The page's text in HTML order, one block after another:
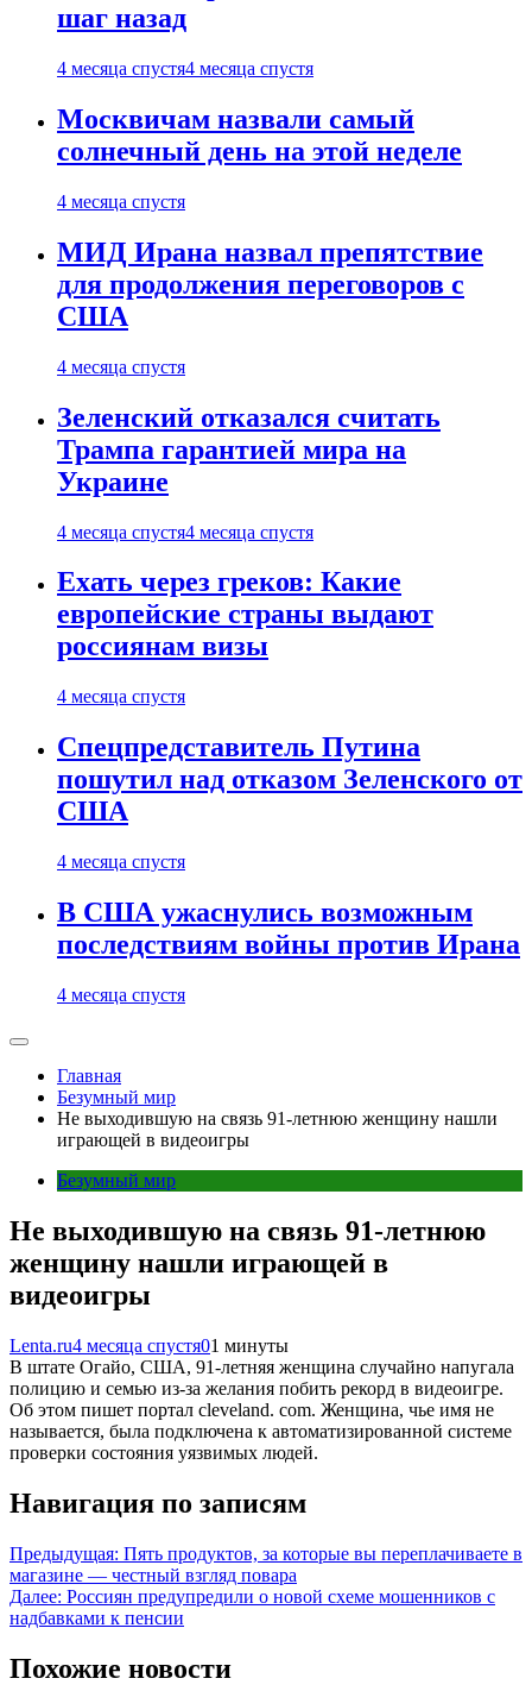
шаг назад
4 месяца спустя4 месяца спустя
Москвичам назвали самый
солнечный день на этой неделе
4 месяца спустя
МИД Ирана назвал препятствие
для продолжения переговоров с
США
4 месяца спустя
Зеленский отказался считать
Трампа гарантией мира на
Украине
4 месяца спустя4 месяца спустя
Ехать через греков: Какие
европейские страны выдают
россиянам визы
4 месяца спустя
Спецпредставитель Путина
пошутил над отказом Зеленского от
США
4 месяца спустя
В США ужаснулись возможным
последствиям войны против Ирана
4 месяца спустя
Главная
Безумный мир
Не выходившую на связь 91-летнюю женщину нашли
играющей в видеоигры
Безумный мир
Не выходившую на связь 91-летнюю
женщину нашли играющей в
видеоигры
Lenta.ru4 месяца спустя01 минуты
В штате Огайо, США, 91-летняя женщина случайно напугала
полицию и семью из-за желания побить рекорд в видеоигре.
Об этом пишет портал cleveland. com. Женщина, чье имя не
называется, была подключена к автоматизированной системе
проверки состояния уязвимых людей.
Навигация по записям
Предыдущая: Пять продуктов, за которые вы переплачиваете в
магазине — честный взгляд повара
Далее: Россиян предупредили о новой схеме мошенников с
надбавками к пенсии
Похожие новости